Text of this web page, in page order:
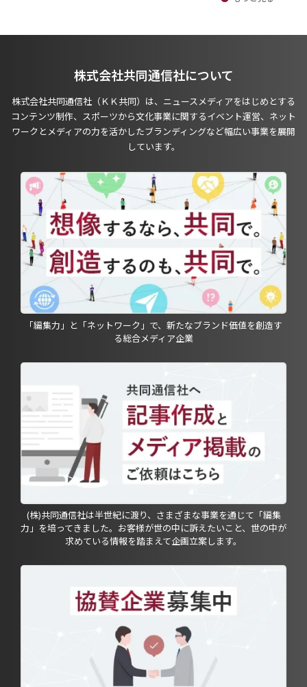
株式会社共同通信社について
株式会社共同通信社（ＫＫ共同）は、ニュースメディアをはじめとする
コンテンツ制作、スポーツから文化事業に関するイベント運営、ネット
ワークとメディアの力を活かしたブランディングなど幅広い事業を展開
しています。
「編集力」と「ネットワーク」で、新たなブランド価値を創造す
る総合メディア企業
(株)共同通信社は半世紀に渡り、さまざまな事業を通じて「編集
力」を培ってきました。お客様が世の中に訴えたいこと、世の中が
求めている情報を踏まえて企画立案します。